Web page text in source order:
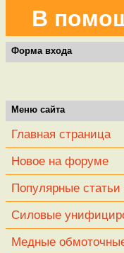
В
Форма входа
Меню сайта
Главная страница
Новое на форуме
Популярные статьи
Силовые
Медные